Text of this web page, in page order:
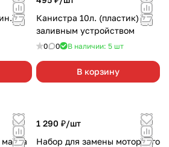
Канистра 10л. (пластик) с
заливным устройством
0 0 В наличии: 5 шт
В корзину
1 290 ₽/шт
Набор для замены моторного